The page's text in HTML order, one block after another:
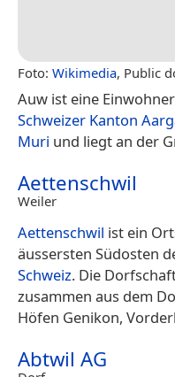
Foto: Wikimedia, Public
Auw ist eine
Schweizer Kanton
Muri und liegt an der
Aettenschwil
Weiler
Aettenschwil ist ein
äussersten Südosten
Schweiz. Die
zusammen aus dem
Höfen Genikon,
Abtwil AG